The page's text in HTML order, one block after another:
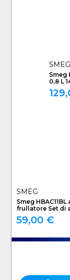
SMEG
Smeg
0,8 L
SMEG
Smeg
frullatore Set di
59,00 €